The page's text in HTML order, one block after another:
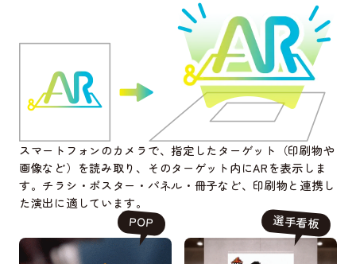
スマートフォンのカメラで、指定したターゲット（印刷物や
画像など）を読み取り、そのターゲット内にARを表示しま
す。チラシ・ポスター・パネル・冊子など、印刷物と連携し
た演出に適しています。
POP 選手看板